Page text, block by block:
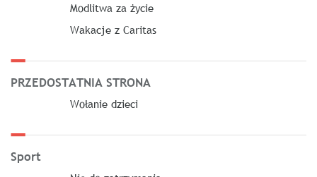
Modlitwa za życie
Wakacje z Caritas
PRZEDOSTATNIA STRONA
Wołanie dzieci
Sport